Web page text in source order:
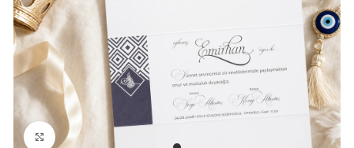
Büyütmek için tıklayın